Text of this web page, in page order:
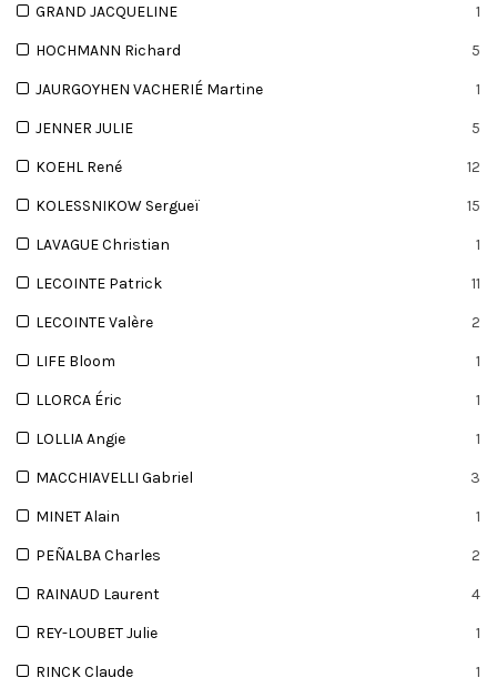
GRAND JACQUELINE 1
HOCHMANN Richard 5
JAURGOYHEN VACHERIÉ Martine 1
JENNER JULIE 5
KOEHL René 12
KOLESSNIKOW Sergueï 15
LAVAGUE Christian 1
LECOINTE Patrick 11
LECOINTE Valère 2
LIFE Bloom 1
LLORCA Éric 1
LOLLIA Angie 1
MACCHIAVELLI Gabriel 3
MINET Alain 1
PEÑALBA Charles 2
RAINAUD Laurent 4
REY-LOUBET Julie 1
RINCK Claude 1